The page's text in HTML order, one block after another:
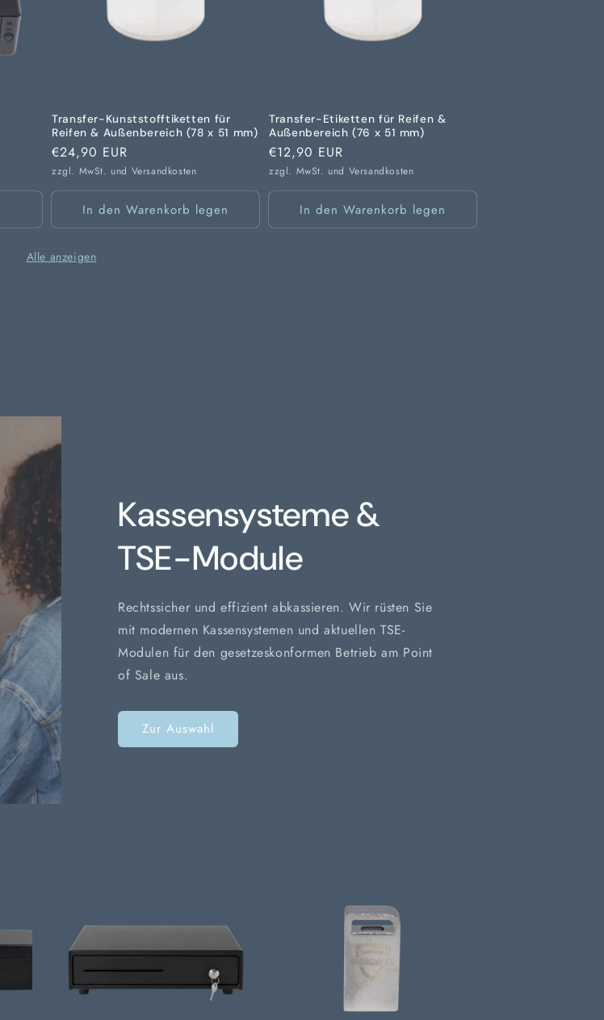
Transfer-Kunststofftiketten für
Reifen & Außenbereich (78 x 51 mm)
Normaler
Preis
€24,90 EUR
zzgl. MwSt. und Versandkosten
In den Warenkorb legen
Transfer-Etiketten für Reifen &
Außenbereich (76 x 51 mm)
Normaler
Preis
€12,90 EUR
zzgl. MwSt. und Versandkosten
In den Warenkorb legen
Alle anzeigen
Kassensysteme &
TSE-Module
Rechtssicher und effizient abkassieren. Wir rüsten Sie
mit modernen Kassensystemen und aktuellen TSE-
Modulen für den gesetzeskonformen Betrieb am Point
of Sale aus.
Zur Auswahl